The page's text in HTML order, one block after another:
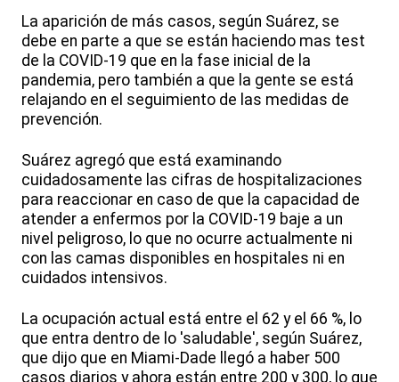
La aparición de más casos, según Suárez, se
debe en parte a que se están haciendo mas test
de la COVID-19 que en la fase inicial de la
pandemia, pero también a que la gente se está
relajando en el seguimiento de las medidas de
prevención.
Suárez agregó que está examinando
cuidadosamente las cifras de hospitalizaciones
para reaccionar en caso de que la capacidad de
atender a enfermos por la COVID-19 baje a un
nivel peligroso, lo que no ocurre actualmente ni
con las camas disponibles en hospitales ni en
cuidados intensivos.
La ocupación actual está entre el 62 y el 66 %, lo
que entra dentro de lo 'saludable', según Suárez,
que dijo que en Miami-Dade llegó a haber 500
casos diarios y ahora están entre 200 y 300, lo que